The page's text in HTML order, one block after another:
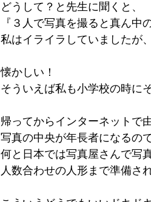
どうして？と先生に聞くと、
『３人で写真を撮ると真ん中
私はイライラしていましたが
懐かしい！
そういえば私も小学校の時に
帰ってからインターネットで
写真の中央が年長者になるの
何と日本では写真屋さんで写
人数合わせの人形まで準備さ